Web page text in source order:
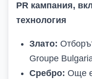
PR кампания,
технология
Злато:
Groupe
Сребро: Още